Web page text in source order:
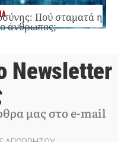
Πού σταματά η
άνθρωπος;
Newsletter
μας στο e-mail